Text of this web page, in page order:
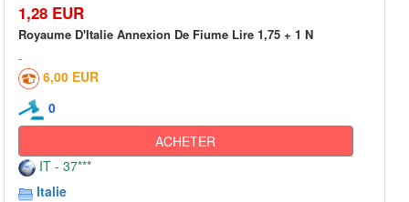
1,28 EUR
Royaume D'Italie Annexion De Fiume Lire 1,75 + 1 N
6,00 EUR
0
ACHETER
IT - 37***
Italie